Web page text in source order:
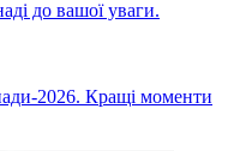
2026. Кращі моменти